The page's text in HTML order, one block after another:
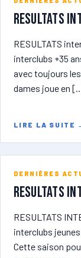
RESULTATS
RESULTATS
interclubs +35
avec toujours
dames joue en
LIRE LA SUITE
DERNIÈRES
RESULTATS
RESULTATS
interclubs
Cette saison